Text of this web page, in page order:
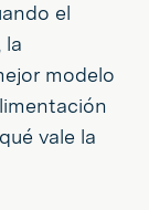
el
la
modelo
vale la